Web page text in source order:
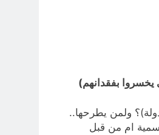
بفقدانهم)
ولمن يطرحها..
ام من قبل